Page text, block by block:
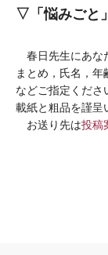
▽「悩みごと
春日先生にあな
まとめ，氏名，
などご指定くださ
載紙と粗品を謹呈
お送り先は投稿